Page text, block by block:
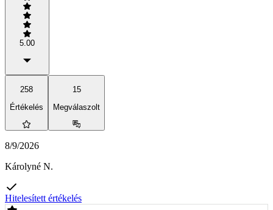
5.00
258
Értékelés
15
Megválaszolt
8/9/2026
Károlyné N.
Hitelesített értékelés